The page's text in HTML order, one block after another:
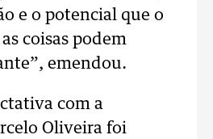
e o potencial que o
coisas podem
emendou.
com a
Oliveira foi